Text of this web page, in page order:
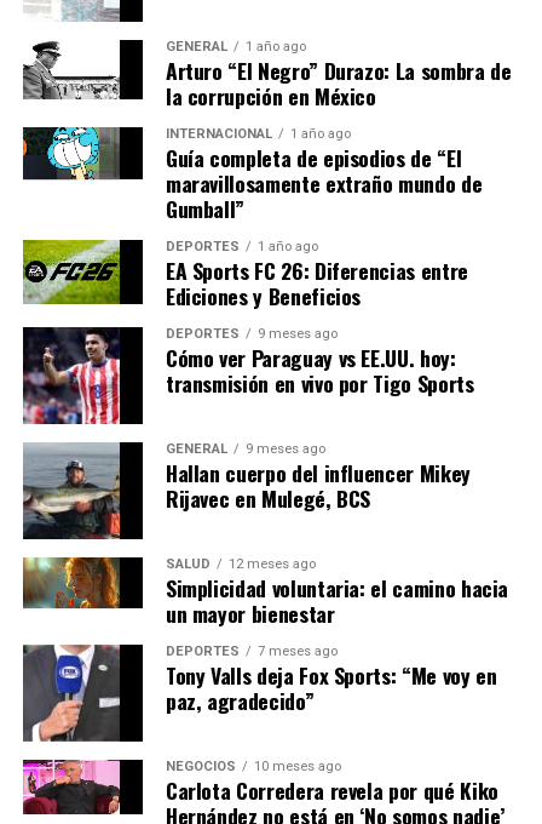
Futuras
A pesar de los avances, la industria solar enfrenta
desafíos significativos. La dependencia de materiales
raros y la necesidad de reciclar paneles al final de su vida
útil son obstáculos que deben abordarse. Sin embargo,
estas dificultades también presentan oportunidades
para la innovación y el desarrollo de nuevas tecnologías
de reciclaje.
El futuro de la energía solar parece prometedor, con
proyecciones que sugieren un crecimiento continuo. La
Agencia Internacional de Energía predice que la
capacidad solar global podría triplicarse para 2030, lo
que subraya la importancia de esta fuente de energía en
la lucha contra el cambio climático.
En conclusión, la energía solar no solo está
transformando el mercado energético, sino que también
está estableciendo un nuevo estándar para la
sostenibilidad y la innovación tecnológica. A medida que
más países invierten en esta tecnología, el mundo se
acerca un paso más hacia un futuro más limpio y
sostenible.
NOTICIAS RELACIONADAS:
SIGUIENTE
Avance de la Inteligencia Artificial: Impacto en el
GENERAL 1 año ago
Arturo “El Negro” Durazo: La sombra de
la corrupción en México
INTERNACIONAL 1 año ago
Guía completa de episodios de “El
maravillosamente extraño mundo de
Gumball”
DEPORTES 1 año ago
EA Sports FC 26: Diferencias entre
Ediciones y Beneficios
DEPORTES 9 meses ago
Cómo ver Paraguay vs EE.UU. hoy:
transmisión en vivo por Tigo Sports
GENERAL 9 meses ago
Hallan cuerpo del influencer Mikey
Rijavec en Mulegé, BCS
SALUD 12 meses ago
Simplicidad voluntaria: el camino hacia
un mayor bienestar
DEPORTES 7 meses ago
Tony Valls deja Fox Sports: “Me voy en
paz, agradecido”
NEGOCIOS 10 meses ago
Carlota Corredera revela por qué Kiko
Hernández no está en ‘No somos nadie’